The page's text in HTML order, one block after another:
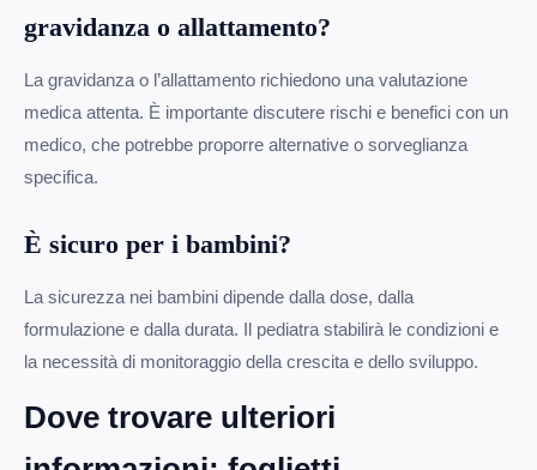
gravidanza o allattamento?
La gravidanza o l’allattamento richiedono una valutazione
medica attenta. È importante discutere rischi e benefici con un
medico, che potrebbe proporre alternative o sorveglianza
specifica.
È sicuro per i bambini?
La sicurezza nei bambini dipende dalla dose, dalla
formulazione e dalla durata. Il pediatra stabilirà le condizioni e
la necessità di monitoraggio della crescita e dello sviluppo.
Dove trovare ulteriori